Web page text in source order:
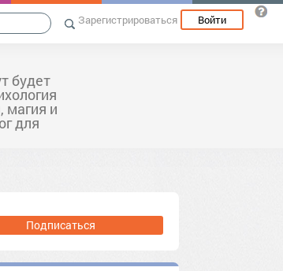
Зарегистрироваться Войти
будет
магия и
для
Подписаться